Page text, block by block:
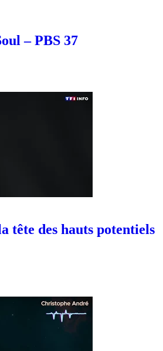
– PBS 37
tête des hauts potentiels